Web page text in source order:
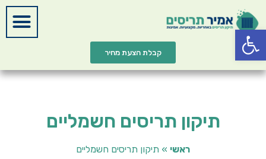
קבלת הצעת מחיר
תיקון תריסים חשמליים
ראשי » תיקון תריסים חשמליים
פתח סרגל נגישות